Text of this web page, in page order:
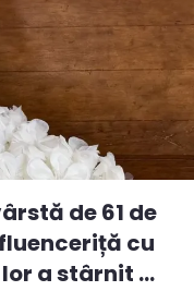
de 61 de
cu
a stârnit ...